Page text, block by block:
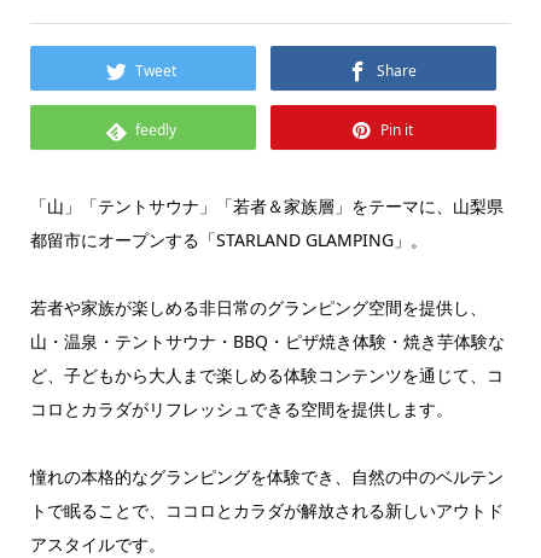
Tweet Share
feedly Pin it
「山」「テントサウナ」「若者＆家族層」をテーマに、山梨県
都留市にオープンする「STARLAND GLAMPING」。
若者や家族が楽しめる非日常のグランピング空間を提供し、
山・温泉・テントサウナ・BBQ・ピザ焼き体験・焼き芋体験な
ど、子どもから大人まで楽しめる体験コンテンツを通じて、コ
コロとカラダがリフレッシュできる空間を提供します。
憧れの本格的なグランピングを体験でき、自然の中のベルテン
トで眠ることで、ココロとカラダが解放される新しいアウトド
アスタイルです。